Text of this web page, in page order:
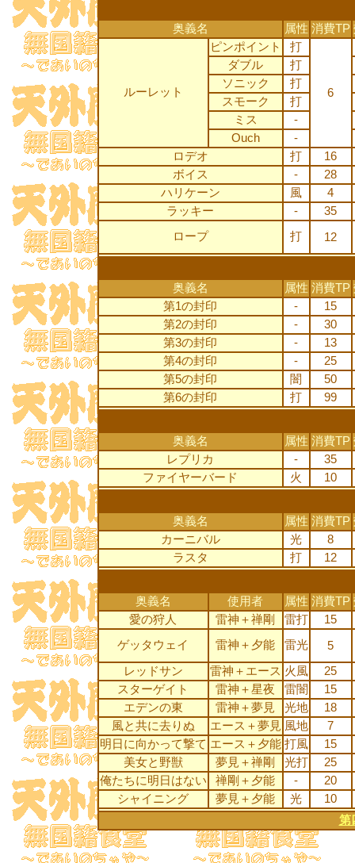
奥義名 属性 消費TP
ルーレット
ピンポイント 打
6
ダブル
打
ソニック
打
スモーク
打
ミス
-
Ouch
-
ロデオ
打
16
ボイス
-
28
ハリケーン
風
4
ラッキー
-
35
ロープ
打 12
奥義名 属性 消費TP
第1の封印
-
15
第2の封印
-
30
第3の封印
-
13
第4の封印
-
25
第5の封印
闇
50
第6の封印
打 99
奥義名 属性 消費TP
レプリカ
-
35
ファイヤーバード
火 10
奥義名 属性 消費TP
カーニバル
光
8
ラスタ
打 12
奥義名 使用者 属性 消費TP
愛の狩人
雷神＋禅剛 雷打
15
ゲッタウェイ
雷神＋夕能 雷光
5
レッドサン
雷神＋エース 火風
25
スターゲイト
雷神＋星夜 雷闇
15
エデンの東
雷神＋夢見 光地
18
風と共に去りぬ
エース＋夢見 風地
7
明日に向かって撃て エース＋夕能 打風
15
美女と野獣
夢見＋禅剛 光打
25
俺たちに明日はない
禅剛＋夕能 -
20
シャイニング
夢見＋夕能 光
10
第